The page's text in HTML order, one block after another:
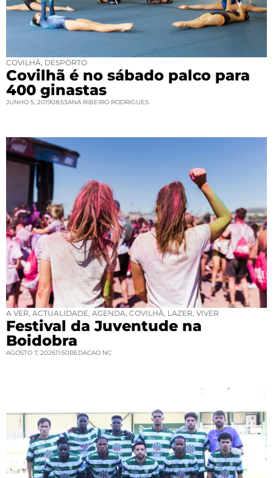
COVILHÃ, DESPORTO
Covilhã é no sábado palco para
400 ginastas
JUNHO 5, 201908:53ANA RIBEIRO RODRIGUES
A VER, ACTUALIDADE, AGENDA, COVILHÃ, LAZER, VIVER
Festival da Juventude na
Boidobra
AGOSTO 7, 202611:50REDACAO NC